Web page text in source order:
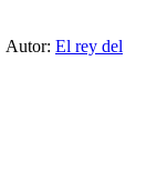
Autor: El rey del